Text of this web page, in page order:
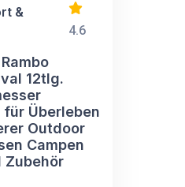
&
4.6
12tlg.
für Überleben
Outdoor
Campen
Zubehör